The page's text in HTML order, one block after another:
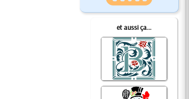
et aussi ça...